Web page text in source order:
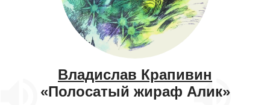
Владислав Крапивин
«Полосатый жираф Алик»